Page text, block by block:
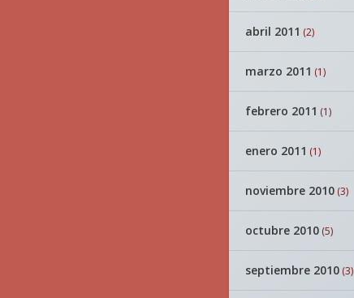
abril 2011 (2)
marzo 2011 (1)
febrero 2011 (1)
enero 2011 (1)
noviembre 2010(3)
octubre 2010(5)
septiembre 2010(3)